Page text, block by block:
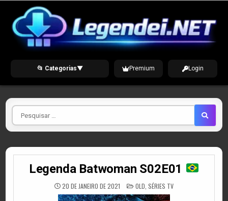
content
📂 Categorias▼ Premium Login
Pesquisar
por
Legenda Batwoman S02E01
20 DE JANEIRO DE 2021 POSTED
IN
OLD SÉRIES TV